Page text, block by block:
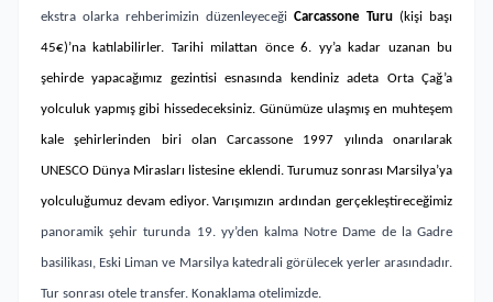
ekstra olarka rehberimizin düzenleyeceği Carcassone Turu (kişi başı
45€)’na katılabilirler. Tarihi milattan önce 6. yy’a kadar uzanan bu
şehirde yapacağımız gezintisi esnasında kendiniz adeta Orta Çağ’a
yolculuk yapmış gibi hissedeceksiniz. Günümüze ulaşmış en muhteşem
kale şehirlerinden biri olan Carcassone 1997 yılında onarılarak
UNESCO Dünya Mirasları listesine eklendi. Turumuz sonrası Marsilya’ya
yolculuğumuz devam ediyor. Varışımızın ardından gerçekleştireceğimiz
panoramik şehir turunda 19. yy’den kalma Notre Dame de la Gadre
basilikası, Eski Liman ve Marsilya katedrali görülecek yerler arasındadır.
Tur sonrası otele transfer. Konaklama otelimizde.